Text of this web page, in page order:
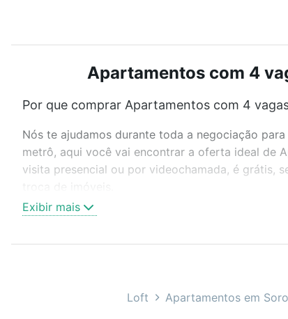
Apartamentos com 4
Por que comprar Apartamentos com 4
Nós te ajudamos durante toda a negociação
metrô, aqui você vai encontrar a oferta ideal de
visita presencial ou por videochamada, é grátis,
Como escolher um imóvel?
Use barra de busca no topo para pesquisar por
ou sem vaga de garagem para combinar
Apartamentos com 4 vagas à venda em Jardim
Exibir mais
Loft Apartamentos em